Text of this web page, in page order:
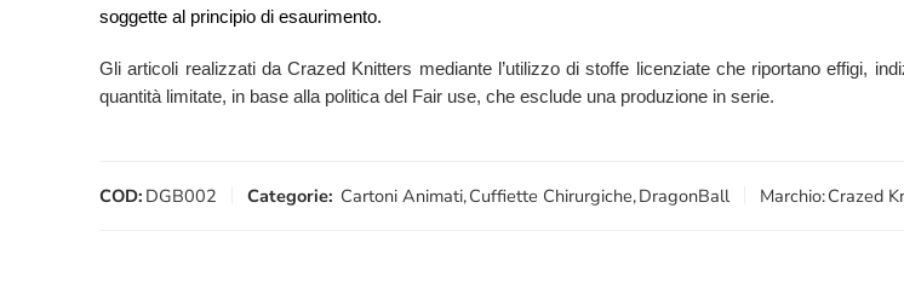
soggette al principio di esaurimento.
Gli articoli realizzati da Crazed Knitters mediante l’utilizzo di stoffe licenziate che riportano effigi,
quantità limitate, in base alla politica del Fair use, che esclude una produzione in serie.
COD: DGB002 Categorie: Cartoni Animati,Cuffiette Chirurgiche,DragonBall Marchio:Crazed